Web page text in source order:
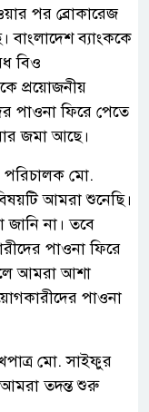
পর ব্রোকারেজ
বাংলাদেশ ব্যাংককে
বিও
প্রয়োজনীয়
পাওনা ফিরে পেতে
জমা আছে।
মো.
আমরা শুনেছি।
না। তবে
পাওনা ফিরে
আমরা আশা
পাওনা
মো. সাইফুর
তদন্ত শুরু